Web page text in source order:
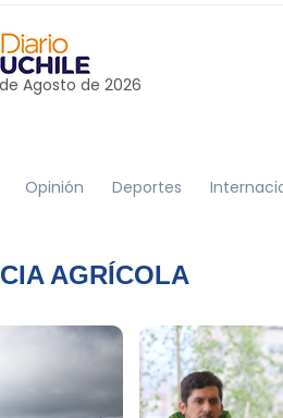
Agosto de 2026
Opinión Deportes
AGRÍCOLA